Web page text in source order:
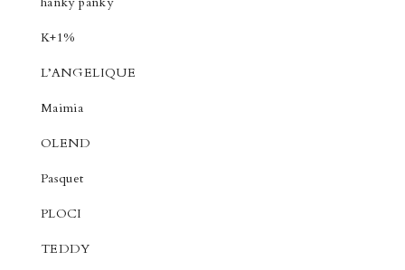
K+1%
L’ANGELIQUE
Maimia
OLEND
Pasquet
PLOCI
TEDDY